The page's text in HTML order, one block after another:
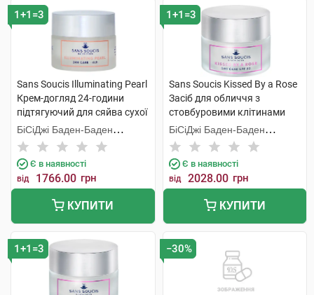
1+1=3
Sans Soucis Illuminating Pearl
Крем-догляд 24-години
підтягуючий для сяйва сухої
шкіри 50 мл 1 банка
БіСіДжі Баден-Баден
Косметікс Груп Гмбх
Є в наявності
від 1766.00 грн
КУПИТИ
1+1=3
Sans Soucis Kissed By a Rose
Засіб для обличчя з
стовбуровими клітинами
троянди денний з SPF20 50
мл 1 банка
БіСіДжі Баден-Баден
Косметікс Груп Гмбх
Є в наявності
від 2028.00 грн
КУПИТИ
1+1=3 −30%